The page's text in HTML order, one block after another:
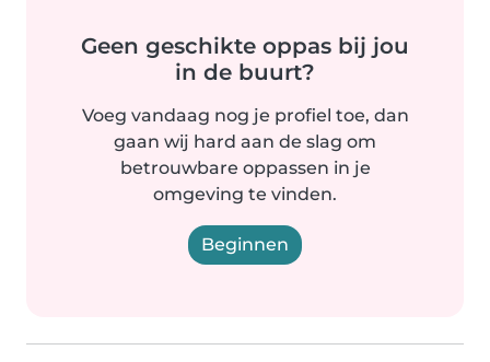
Geen geschikte oppas bij jou
in de buurt?
Voeg vandaag nog je profiel toe, dan
gaan wij hard aan de slag om
betrouwbare oppassen in je
omgeving te vinden.
Beginnen